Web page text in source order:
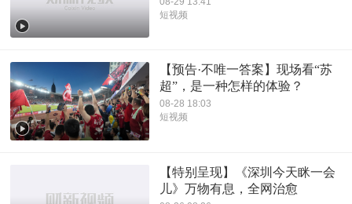
短视频
【预告·不唯一答案】现场看“苏
超”，是一种怎样的体验？
08-28 18:03
短视频
【特别呈现】《深圳今天眯一会
儿》万物有息，全网治愈